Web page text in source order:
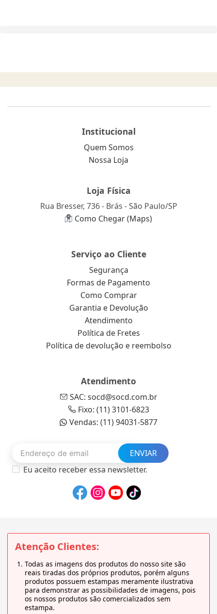
Institucional
Quem Somos
Nossa Loja
Loja Física
Rua Bresser, 736 - Brás - São Paulo/SP
Como Chegar (Maps)
Serviço ao Cliente
Segurança
Formas de Pagamento
Como Comprar
Garantia e Devolução
Atendimento
Política de Fretes
Política de devolução e reembolso
Atendimento
SAC: socd@socd.com.br
Fixo: (11) 3101-6823
Vendas: (11) 94031-5877
ENVIAR
Eu aceito receber essa newsletter.
Atenção Clientes:
Todas as imagens dos produtos do nosso site são
reais tiradas dos próprios produtos, porém alguns
produtos possuem estampas meramente ilustrativa
para demonstrar as possibilidades de imagens, pois
os nossos produtos são comercializados sem
estampa.